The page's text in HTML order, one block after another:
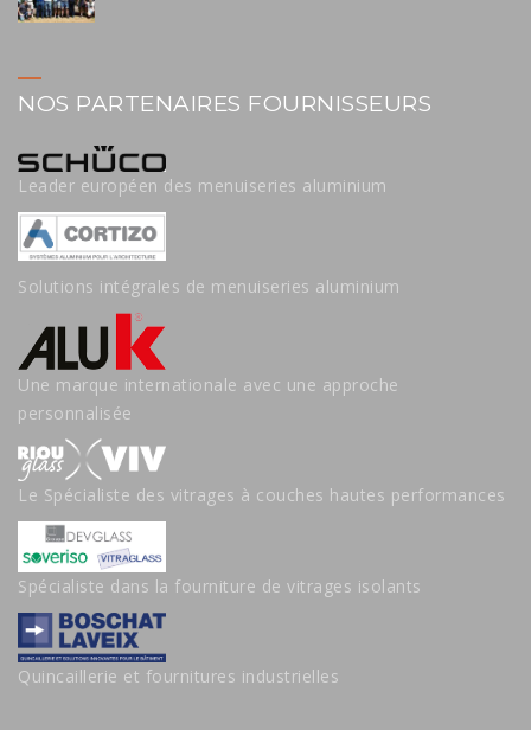
NOS PARTENAIRES FOURNISSEURS
Leader européen des menuiseries aluminium
Solutions intégrales de menuiseries aluminium
Une marque internationale avec une approche
personnalisée
Le Spécialiste des vitrages à couches hautes performances
Spécialiste dans la fourniture de vitrages isolants
Quincaillerie et fournitures industrielles